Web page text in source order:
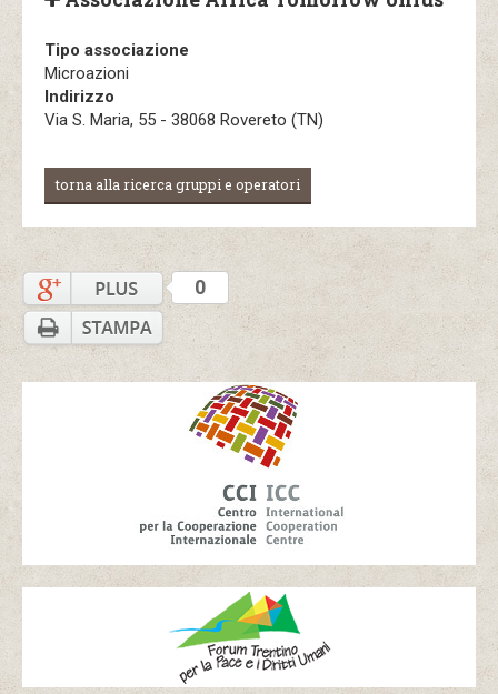
Tipo associazione
Microazioni
Indirizzo
Via S. Maria, 55 - 38068 Rovereto (TN)
torna alla ricerca gruppi e operatori
0